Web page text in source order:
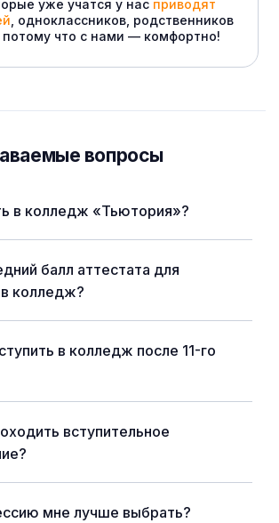
уже учатся у нас приводят
, одноклассников, родственников
потому что с нами — комфортно!
вопросы
в колледж «Тьютория»?
балл аттестата для
колледж?
в колледж после 11-го
вступительное
мне лучше выбрать?